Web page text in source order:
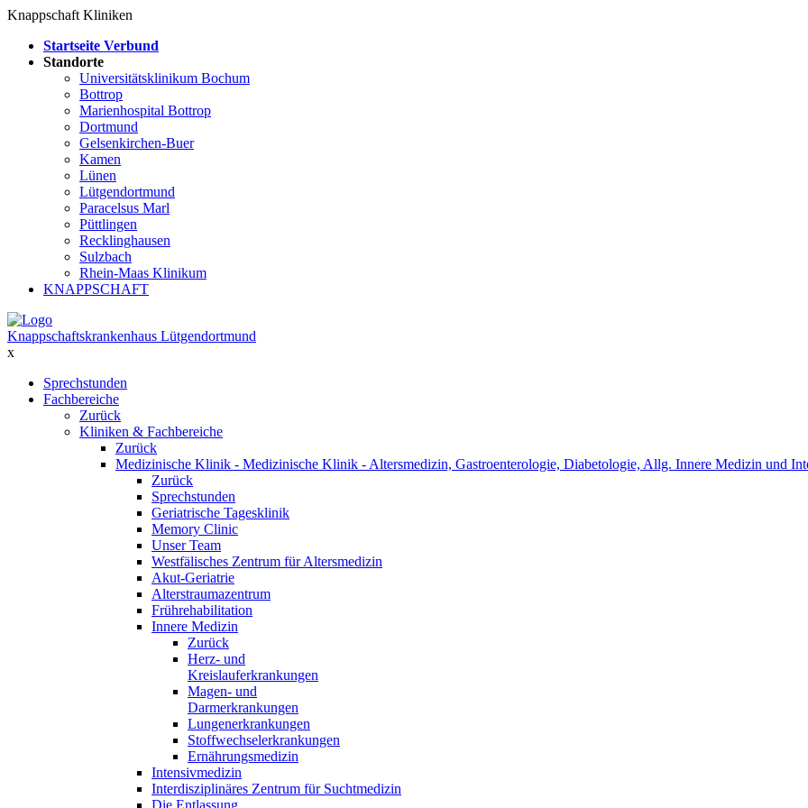
Knappschaft Kliniken
Startseite Verbund
Standorte
Universitätsklinikum Bochum
Bottrop
Marienhospital Bottrop
Dortmund
Gelsenkirchen-Buer
Kamen
Lünen
Lütgendortmund
Paracelsus Marl
Püttlingen
Recklinghausen
Sulzbach
Rhein-Maas Klinikum
KNAPPSCHAFT
Knappschaftskrankenhaus Lütgendortmund
x
Sprechstunden
Fachbereiche
Zurück
Kliniken & Fachbereiche
Zurück
Medizinische Klinik - Medizinische Klinik - Altersmedizin, Gastroenterologie, Diabetologie, Allg. Innere Medizin und
Zurück
Sprechstunden
Geriatrische Tagesklinik
Memory Clinic
Unser Team
Westfälisches Zentrum für Altersmedizin
Akut-Geriatrie
Alterstraumazentrum
Frührehabilitation
Innere Medizin
Zurück
Herz- und
Kreislauferkrankungen
Magen- und
Darmerkrankungen
Lungenerkrankungen
Stoffwechselerkrankungen
Ernährungsmedizin
Intensivmedizin
Interdisziplinäres Zentrum für Suchtmedizin
Die Entlassung